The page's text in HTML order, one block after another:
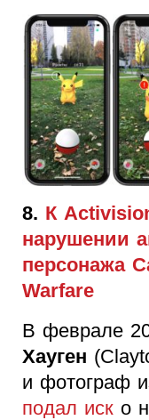
8. К
нарушении
персонажа
Warfare
В феврале
Хауген
и фотограф
подал иск о